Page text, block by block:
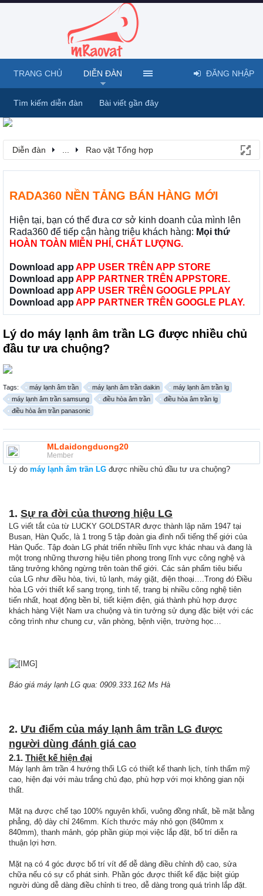
Diễn đàn Rao vặt Tổng hợp
RADA360 NỀN TẢNG BÁN HÀNG MỚI
Hiện tại, bạn có thể đưa cơ sở kinh doanh của mình lên
Rada360 để tiếp cận hàng triệu khách hàng: Mọi thứ
HOÀN TOÀN MIỄN PHÍ, CHẤT LƯỢNG.
Download app APP USER TRÊN APP STORE
Download app APP PARTNER TRÊN APPSTORE.
Download app APP USER TRÊN GOOGLE PPLAY
Download app APP PARTNER TRÊN GOOGLE PLAY.
Lý do máy lạnh âm trần LG được nhiều chủ
đầu tư ưa chuộng?
Tags: máy lạnh âm trần máy lạnh âm trần daikin
máy lạnh âm trần lg
máy lạnh âm trần samsung
điều hòa âm trần
điều hòa âm trần lg
điều hòa âm trần panasonic
MLdaidongduong20
Member
Lý do máy lạnh âm trần LG được nhiều chủ đầu tư ưa chuộng?
1. Sự ra đời của thương hiệu LG
LG viết tắt của từ LUCKY GOLDSTAR được thành lập năm 1947 tại
Busan, Hàn Quốc, là 1 trong 5 tập đoàn gia đình nổi tiếng thế giới của
Hàn Quốc. Tập đoàn LG phát triển nhiều lĩnh vực khác nhau và đang là
một trong những thương hiệu tiên phong trong lĩnh vực công nghệ và
tăng trưởng không ngừng trên toàn thế giới. Các sản phẩm tiêu biểu
của LG như điều hòa, tivi, tủ lạnh, máy giặt, điện thoại….Trong đó Điều
hòa LG với thiết kế sang trọng, tinh tế, trang bị nhiều công nghệ tiên
tiến nhất, hoạt động bền bỉ, tiết kiệm điện, giá thành phù hợp được
khách hàng Việt Nam ưa chuộng và tin tưởng sử dụng đặc biệt với các
công trình như chung cư, văn phòng, bệnh viện, trường học…
Báo giá máy lạnh LG qua: 0909.333.162 Ms Hà
2. Ưu điểm của máy lạnh âm trần LG được
người dùng đánh giá cao
2.1. Thiết kế hiện đại
Máy lạnh âm trần 4 hướng thổi LG có thiết kế thanh lịch, tính thẩm mỹ
cao, hiện đại với màu trắng chủ đạo, phù hợp với mọi không gian nội
thất.
Mặt nạ được chế tạo 100% nguyên khối, vuông đồng nhất, bề mặt bằng
phẳng, độ dày chỉ 246mm. Kích thước máy nhỏ gọn (840mm x
840mm), thanh mảnh, góp phần giúp mọi việc lắp đặt, bố trí diễn ra
thuận lợi hơn.
Mặt nạ có 4 góc được bố trí vít để dễ dàng điều chỉnh độ cao, sửa
chữa nếu có sự cố phát sinh. Phần góc được thiết kế đặc biệt giúp
người dùng dễ dàng điều chỉnh ti treo, dễ dàng trong quá trình lắp đặt.
TRANG CHỦ DIỄN ĐÀN
Tìm kiếm diễn đàn Bài viết gần đây
ĐĂNG NHẬP